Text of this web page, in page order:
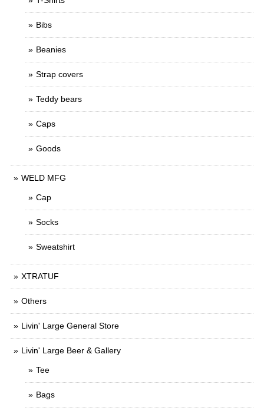
Bibs
Beanies
Strap covers
Teddy bears
Caps
Goods
WELD MFG
Cap
Socks
Sweatshirt
XTRATUF
Others
Livin' Large General Store
Livin' Large Beer & Gallery
Tee
Bags